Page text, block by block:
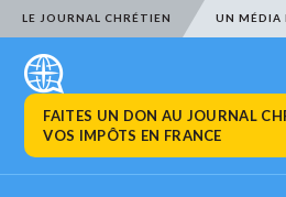
LE JOURNAL CHRÉTIEN UN MÉDIA
FAITES UN DON AU JOURNAL
VOS IMPÔTS EN FRANCE